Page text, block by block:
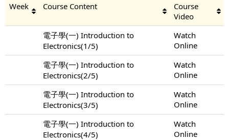
Week Course Content
Course
Video
電子學(一) Introduction to
Electronics(1/5)
Watch
Online
電子學(一) Introduction to
Electronics(2/5)
Watch
Online
電子學(一) Introduction to
Electronics(3/5)
Watch
Online
電子學(一) Introduction to
Electronics(4/5)
Watch
Online